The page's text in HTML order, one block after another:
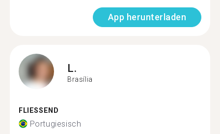
App herunterladen
L.
Brasília
FLIESSEND
Portugiesisch